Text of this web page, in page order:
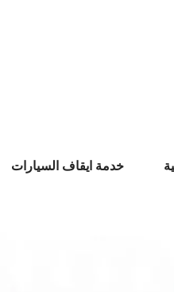
خدمة ايقاف السيارات